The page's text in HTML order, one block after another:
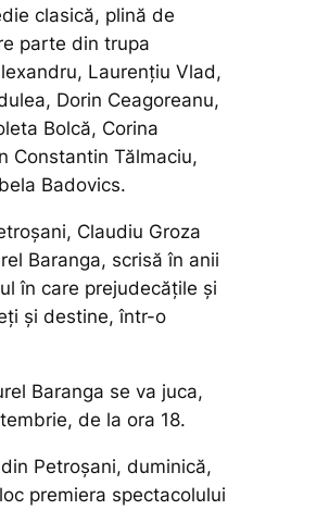
clasică, plină de
parte din trupa
Laurențiu Vlad,
Dorin Ceagoreanu,
Bolcă, Corina
Constantin Tălmaciu,
Badovics.
Claudiu Groza
Baranga, scrisă în anii
în care prejudecățile și
și destine, într-o
Baranga se va juca,
de la ora 18.
Petroșani, duminică,
premiera spectacolului